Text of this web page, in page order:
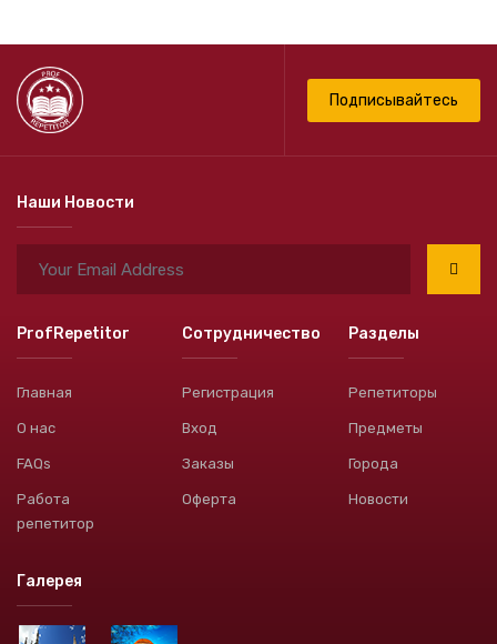
Подписывайтесь
Наши Новости
ProfRepetitor
Главная
О нас
FAQs
Работа
репетитор
Сотрудничество
Регистрация
Вход
Заказы
Оферта
Разделы
Репетиторы
Предметы
Города
Новости
Галерея